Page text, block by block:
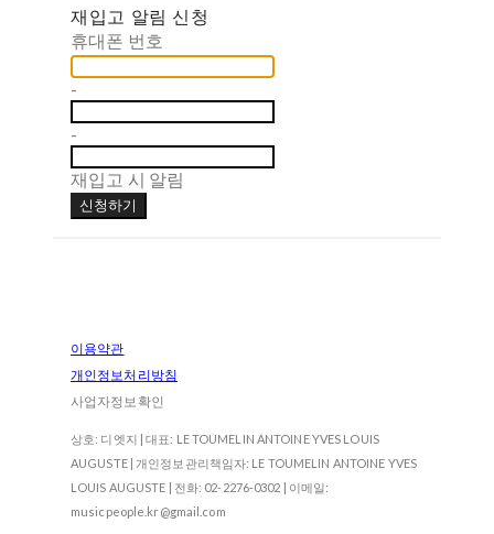
재입고 알림 신청
휴대폰 번호
-
-
재입고 시 알림
신청하기
이용약관
개인정보처리방침
사업자정보확인
상호: 디엣지 | 대표: LE TOUMELIN ANTOINE YVES LOUIS
AUGUSTE | 개인정보관리책임자: LE TOUMELIN ANTOINE YVES
LOUIS AUGUSTE | 전화: 02-2276-0302 | 이메일:
musicpeople.kr@gmail.com